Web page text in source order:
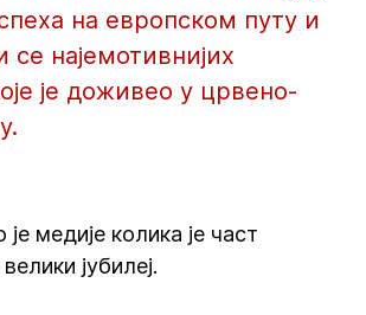
на европском путу и
најемотивнијих
је доживео у црвено-
медије колика је част
јубилеј.